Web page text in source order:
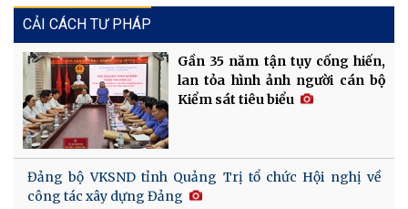
CẢI CÁCH TƯ PHÁP
Gần 35 năm tận tụy cống hiến,
lan tỏa hình ảnh người cán bộ
Kiểm sát tiêu biểu
Đảng bộ VKSND tỉnh Quảng Trị tổ chức Hội nghị về
công tác xây dựng Đảng